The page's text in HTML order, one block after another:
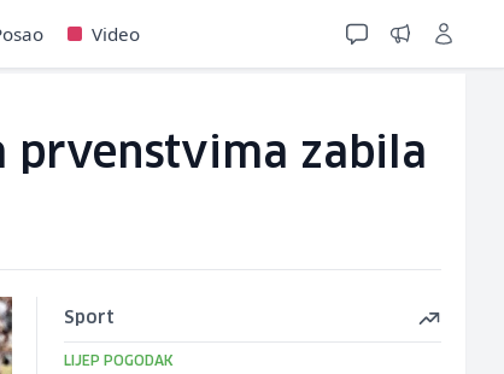
Video
prvenstvima zabila
Sport
LIJEP POGODAK